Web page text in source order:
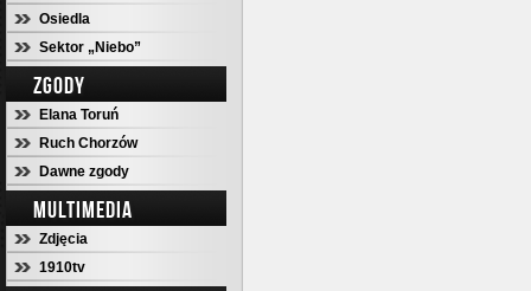
Osiedla
Sektor „Niebo”
ZGODY
Elana Toruń
Ruch Chorzów
Dawne zgody
MULTIMEDIA
Zdjęcia
1910tv